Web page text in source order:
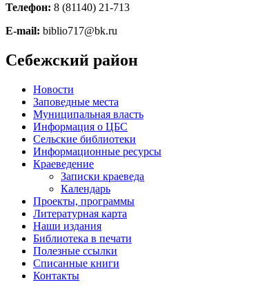
Телефон: 8 (81140) 21-713
E-mail: biblio717@bk.ru
Себежский район
Новости
Заповедные места
Муниципальная власть
Информация о ЦБС
Сельские библиотеки
Информационные ресурсы
Краеведение
Записки краеведа
Календарь
Проекты, программы
Литературная карта
Наши издания
Библиотека в печати
Полезные ссылки
Списанные книги
Контакты